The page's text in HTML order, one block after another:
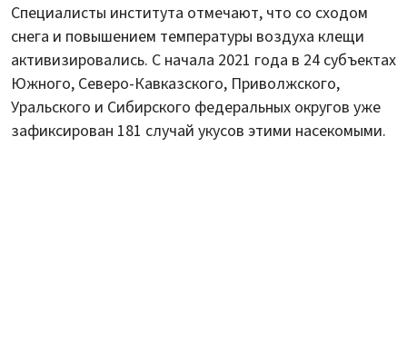
Специалисты института отмечают, что со сходом
снега и повышением температуры воздуха клещи
активизировались. С начала 2021 года в 24 субъектах
Южного, Северо-Кавказского, Приволжского,
Уральского и Сибирского федеральных округов уже
зафиксирован 181 случай укусов этими насекомыми.